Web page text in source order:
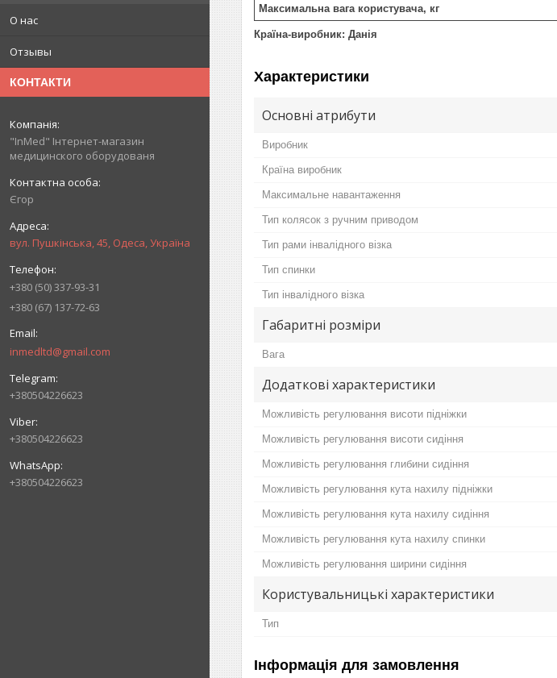
О нас
Отзывы
КОНТАКТИ
"InMed" Інтернет-магазин
медицинского оборудованя
Єгор
вул. Пушкінська, 45, Одеса, Україна
+380 (50) 337-93-31
+380 (67) 137-72-63
inmedltd@gmail.com
+380504226623
+380504226623
+380504226623
Максимальна вага користувача, кг
Країна-виробник: Данія
Характеристики
Основні атрибути
Виробник
Країна виробник
Максимальне навантаження
Тип колясок з ручним приводом
Тип рами інвалідного візка
Тип спинки
Тип інвалідного візка
Габаритні розміри
Вага
Додаткові характеристики
Можливість регулювання висоти підніжки
Можливість регулювання висоти сидіння
Можливість регулювання глибини сидіння
Можливість регулювання кута нахилу підніжки
Можливість регулювання кута нахилу сидіння
Можливість регулювання кута нахилу спинки
Можливість регулювання ширини сидіння
Користувальницькі характеристики
Тип
Інформація для замовлення